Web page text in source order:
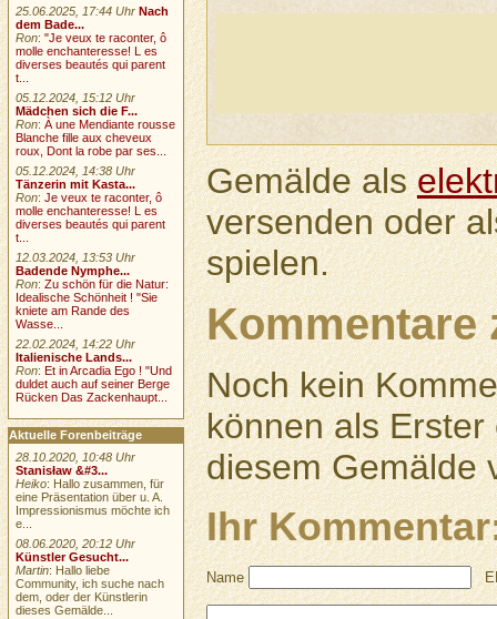
Gemälde als
versenden oder
spielen.
Kommentare
Noch kein
können als
diesem Gemälde
Ihr
Name
25.06.2025, 17:44 Uhr Nach
dem Bade...
Ron:"Je veux te raconter, ô
molle enchanteresse! L es
diverses beautés qui parent
t...
05.12.2024, 15:12 Uhr
Mädchen sich die F...
Ron:À une Mendiante rousse
Blanche fille aux cheveux
roux, Dont la robe par ses...
05.12.2024, 14:38 Uhr
Tänzerin mit Kasta...
Ron:Je veux te raconter, ô
molle enchanteresse! L es
diverses beautés qui parent
t...
12.03.2024, 13:53 Uhr
Badende Nymphe...
Ron:Zu schön für die Natur:
Idealische Schönheit ! "Sie
kniete am Rande des
Wasse...
22.02.2024, 14:22 Uhr
Italienische Lands...
Ron:Et in Arcadia Ego ! "Und
duldet auch auf seiner Berge
Rücken Das Zackenhaupt...
Aktuelle Forenbeiträge
28.10.2020, 10:48 Uhr
Stanisław &#3...
Heiko: Hallo zusammen, für
eine Präsentation über u. A.
Impressionismus möchte ich
e...
08.06.2020, 20:12 Uhr
Künstler Gesucht...
Martin: Hallo liebe
Community, ich suche nach
dem, oder der Künstlerin
dieses Gemälde...